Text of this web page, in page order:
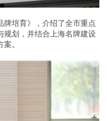
牌培育》，介绍了全市重点
规划，并结合上海名牌建设
。